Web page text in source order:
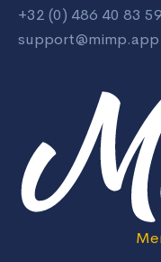
+32 (0) 486 40 83 59
support@mimp.app